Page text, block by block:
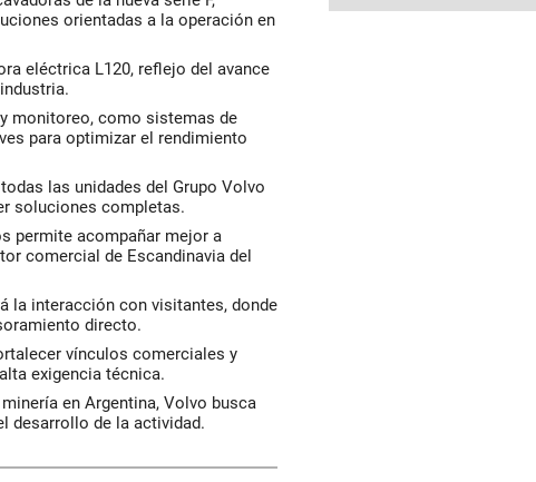
orientadas a la operación en
eléctrica L120, reflejo del avance
monitoreo, como sistemas de
para optimizar el rendimiento
las unidades del Grupo Volvo
soluciones completas.
permite acompañar mejor a
comercial de Escandinavia del
la interacción con visitantes, donde
directo.
vínculos comerciales y
exigencia técnica.
en Argentina, Volvo busca
desarrollo de la actividad.